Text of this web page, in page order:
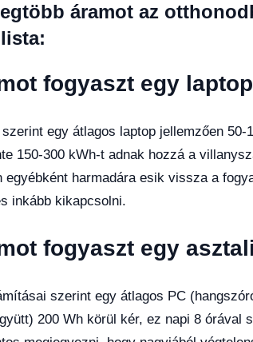
áramot az
fogyaszt egy
egy átlagos laptop jellemzően
150-300 kWh-t adnak hozzá a
egyébként harmadára esik vissza a
inkább kikapcsolni.
fogyaszt egy
szerint egy átlagos PC
200 Wh körül kér, ez napi 8 órával